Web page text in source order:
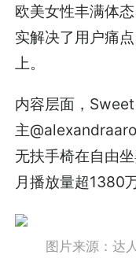
欧美女性丰满体
实解决了用户痛
上。
内容层面，
主
无扶手椅在自由
月播放量超1380
图片来源：达